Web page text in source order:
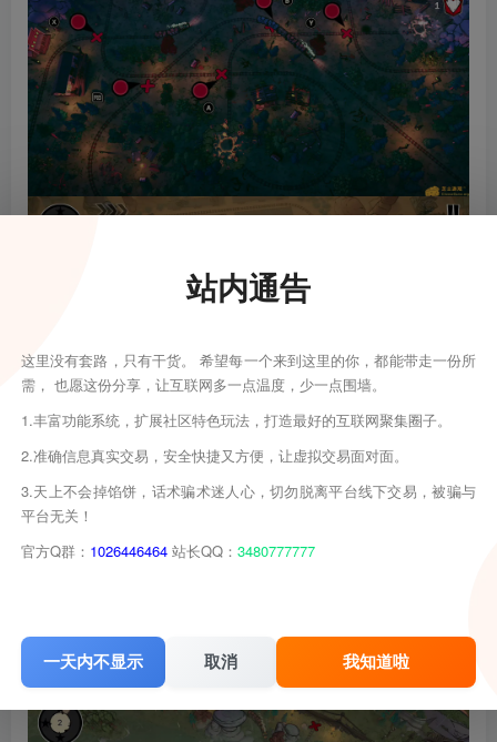
站内通告
这里没有套路，只有干货。 希望每一个来到这里的你，都能带走一份所
需， 也愿这份分享，让互联网多一点温度，少一点围墙。
1.丰富功能系统，扩展社区特色玩法，打造最好的互联网聚集圈子。
2.准确信息真实交易，安全快捷又方便，让虚拟交易面对面。
3.天上不会掉馅饼，话术骗术迷人心，切勿脱离平台线下交易，被骗与
平台无关！
官方Q群： 1026446464 站长QQ： 3480777777
一天内不显示 取消 我知道啦